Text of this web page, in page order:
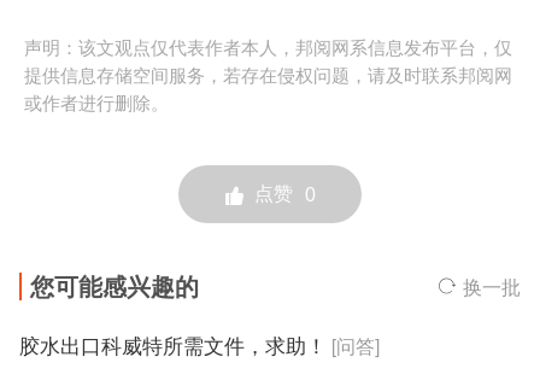
声明：该文观点仅代表作者本人，邦阅网系信息发布平台，仅
提供信息存储空间服务，若存在侵权问题，请及时联系邦阅网
或作者进行删除。
点赞 0
您可能感兴趣的 换一批
胶水出口科威特所需文件，求助！ [问答]